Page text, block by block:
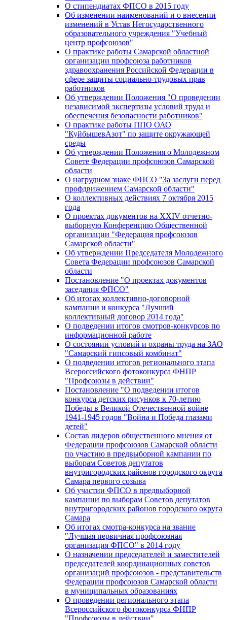
О стипендиатах ФПСО в 2015 году
Об изменении наименований и о внесении
изменений в Устав Негосударственного
образовательного учреждения "Учебный
центр профсоюзов"
О практике работы Самарской областной
организации профсоюза работников
здравоохранения Российской Федерации в
сфере защиты социально-трудовых прав
работников
Об утверждении Положения "О проведении
независимой экспертизы условий труда и
обеспечения безопасности работников"
О практике работы ППО ОАО
"КуйбышевАзот" по защите окружающей
среды
Об утверждении Положения о Молодежном
Совете Федерации профсоюзов Самарской
области
О нагрудном знаке ФПСО "За заслуги перед
профдвижением Самарской области"
О коллективных действиях 7 октября 2015
года
О проектах документов на XXIV отчетно-
выборную Конференцию Общественной
организации "Федерация профсоюзов
Самарской области"
Об утверждении Председателя Молодежного
Совета Федерации профсоюзов Самарской
области
Постановление "О проектах документов
заседания ФПСО"
Об итогах коллективно-договорной
кампании и конкурса "Лучший
коллективный договор 2014 года"
О подведении итогов смотров-конкурсов по
информационной работе
О состоянии условий и охраны труда на ЗАО
"Самарский гипсовый комбинат"
О подведении итогов регионального этапа
Всероссийского фотоконкурса ФНПР
"Профсоюзы в действии"
Постановление "О подведении итогов
конкурса детских рисунков к 70-летию
Победы в Великой Отечественной войне
1941-1945 годов "Война и Победа глазами
детей"
Состав лидеров общественного мнения от
Федерации профсоюзов Самарской области
по участию в предвыборной кампании по
выборам Советов депутатов
внутригородских районов городского округа
Самара первого созыва
Об участии ФПСО в предвыборной
кампании по выборам Советов депутатов
внутригородских районов городского округа
Самара
Об итогах смотра-конкурса на звание
"Лучшая первичная профсоюзная
организация ФПСО" в 2014 году
О назначении председателей и заместителей
председателей координационных советов
организаций профсоюзов - представительств
Федерации профсоюзов Самарской области
в муниципальных образованиях
О проведении регионального этапа
Всероссийского фотоконкурса ФНПР
"Профсоюзы в действии"